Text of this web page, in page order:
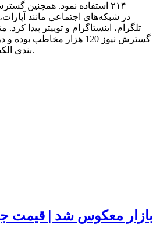
۲۱۴ استفاده نمود. همچنین
تلگرام، اینستاگرام و توییتر پیدا
بندی الکسا و 7908 جهان قرار دارد.
بازار معکوس شد | قیمت